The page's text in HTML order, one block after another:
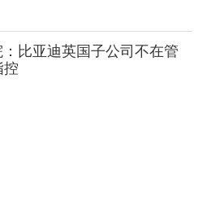
：比亚迪英国子公司不在管
控